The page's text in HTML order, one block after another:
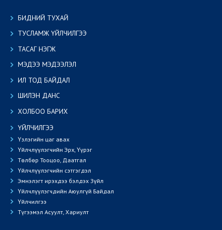
БИДНИЙ ТУХАЙ
ТУСЛАМЖ ҮЙЛЧИЛГЭЭ
ТАСАГ НЭГЖ
МЭДЭЭ МЭДЭЭЛЭЛ
ИЛ ТОД БАЙДАЛ
ШИЛЭН ДАНС
ХОЛБОО БАРИХ
ҮЙЛЧИЛГЭЭ
Үзлэгийн цаг авах
Үйлчлүүлэгчийн Эрх, Үүрэг
Төлбөр Тооцоо, Даатгал
Үйлчлүүлэгчийн сэтгэгдэл
Эмнэлэгт ирэхдээ бэлдэх Зүйл
Үйлчлүүлэгчдийн Аюулгүй Байдал
Үйлчилгээ
Түгээмэл Асуулт, Хариулт